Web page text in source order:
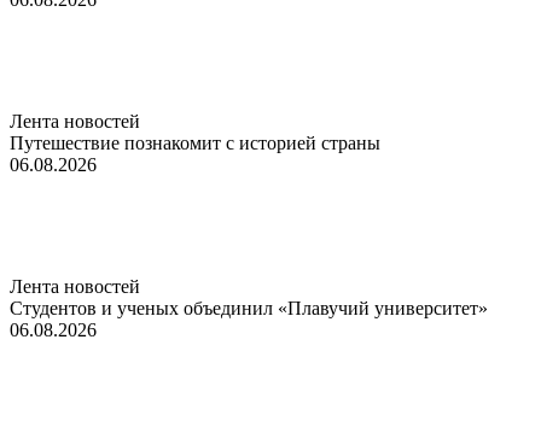
Лента новостей
Путешествие познакомит с историей страны
06.08.2026
Лента новостей
Студентов и ученых объединил «Плавучий университет»
06.08.2026